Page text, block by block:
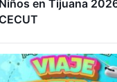
Niños en Tijuana